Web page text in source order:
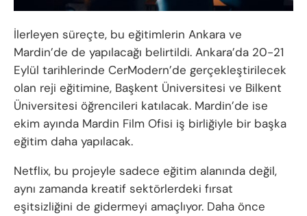
İlerleyen süreçte, bu eğitimlerin Ankara ve
Mardin’de de yapılacağı belirtildi. Ankara’da 20-21
Eylül tarihlerinde CerModern’de gerçekleştirilecek
olan reji eğitimine, Başkent Üniversitesi ve Bilkent
Üniversitesi öğrencileri katılacak. Mardin’de ise
ekim ayında Mardin Film Ofisi iş birliğiyle bir başka
eğitim daha yapılacak.
Netflix, bu projeyle sadece eğitim alanında değil,
aynı zamanda kreatif sektörlerdeki fırsat
eşitsizliğini de gidermeyi amaçlıyor. Daha önce